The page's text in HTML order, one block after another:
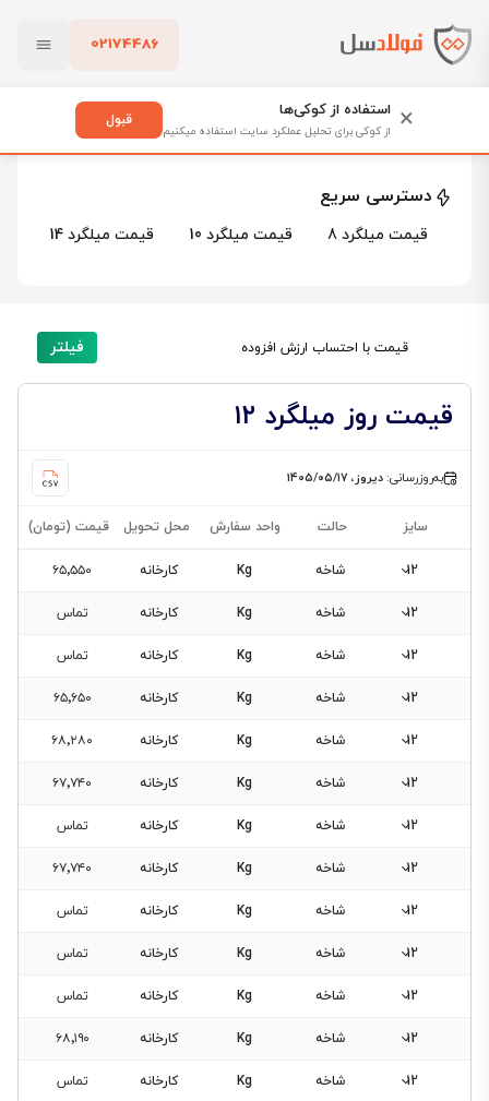
02174486
پاک کردن
فولادسل قیمت میلگرد ۱۲
قیمت میلگرد ۱۲
دسترسی سریع
قیمت میلگرد 8 قیمت میلگرد 10 قیمت میلگرد 14
قیمت با احتساب ارزش افزوده فیلتر
دسته‌بندی
ندارد.
قیمت روز میلگرد ۱۲
به‌روزرسانی:دیروز، ۱۴۰۵/۰۵/۱۷
سایز حالت واحد سفارش محل تحویل قیمت (تومان)
12 شاخه Kg کارخانه ۶۵٬۵۵۰
12 شاخه Kg کارخانه تماس
12 شاخه Kg کارخانه تماس
12 شاخه Kg کارخانه ۶۵٬۶۵۰
12 شاخه Kg کارخانه ۶۸٬۲۸۰
12 شاخه Kg کارخانه ۶۷٬۷۴۰
12 شاخه Kg کارخانه تماس
12 شاخه Kg کارخانه ۶۷٬۷۴۰
12 شاخه Kg کارخانه تماس
12 شاخه Kg کارخانه تماس
12 شاخه Kg کارخانه تماس
12 شاخه Kg کارخانه ۶۸٬۱۹۰
12 شاخه Kg کارخانه تماس
× استفاده از کوکی‌ها
از کوکی برای تحلیل عملکرد سایت استفاده میکنیم
قبول